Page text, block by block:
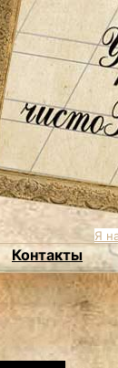
Я
Контакты